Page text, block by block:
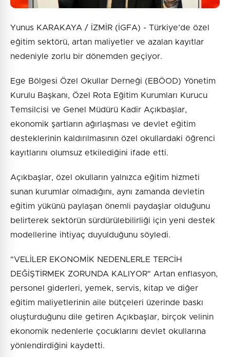
Yunus KARAKAYA / İZMİR (İGFA) - Türkiye’de özel
eğitim sektörü, artan maliyetler ve azalan kayıtlar
nedeniyle zorlu bir dönemden geçiyor.
Ege Bölgesi Özel Okullar Derneği (EBÖOD) Yönetim
Kurulu Başkanı, Özel Rota Eğitim Kurumları Kurucu
Temsilcisi ve Genel Müdürü Kadir Açıkbaşlar,
ekonomik şartların ağırlaşması ve devlet eğitim
desteklerinin kaldırılmasının özel okullardaki öğrenci
kayıtlarını olumsuz etkilediğini ifade etti.
Açıkbaşlar, özel okulların yalnızca eğitim hizmeti
sunan kurumlar olmadığını, aynı zamanda devletin
eğitim yükünü paylaşan önemli paydaşlar olduğunu
belirterek sektörün sürdürülebilirliği için yeni destek
modellerine ihtiyaç duyulduğunu söyledi.
"VELİLER EKONOMİK NEDENLERLE TERCİH
DEĞİŞTİRMEK ZORUNDA KALIYOR" Artan enflasyon,
personel giderleri, yemek, servis, kitap ve diğer
eğitim maliyetlerinin aile bütçeleri üzerinde baskı
oluşturduğunu dile getiren Açıkbaşlar, birçok velinin
ekonomik nedenlerle çocuklarını devlet okullarına
yönlendirdiğini kaydetti.